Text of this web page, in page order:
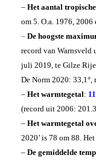
– Het aantal
om 5. O.a. 1976, 2006
– De hoogste
record van Warnsveld
juli 2019, te Gilze
De Norm 2020: 33,1°,
– Het warmtegetal:
(record uit 2006:
– Het warmtegetal
2020’ is 78 om 88.
– De gemiddelde